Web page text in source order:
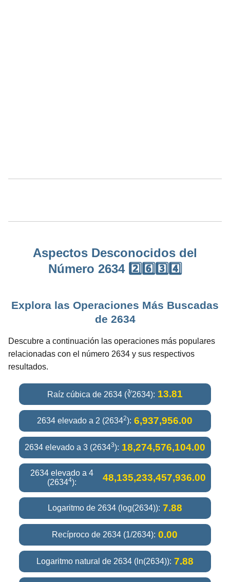
Aspectos Desconocidos del
Número 2634 2️⃣6️⃣3️⃣4️⃣
Explora las Operaciones Más Buscadas
de 2634
Descubre a continuación las operaciones más populares
relacionadas con el número 2634 y sus respectivos
resultados.
Raíz cúbica de 2634 (∛2634): 13.81
2634 elevado a 2 (26342): 6,937,956.00
2634 elevado a 3 (26343): 18,274,576,104.00
2634 elevado a 4
(26344): 48,135,233,457,936.00
Logaritmo de 2634 (log(2634)): 7.88
Recíproco de 2634 (1/2634): 0.00
Logaritmo natural de 2634 (ln(2634)): 7.88